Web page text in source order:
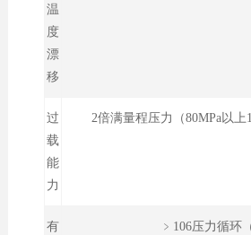
温
度
漂
移
过
载
能
力
2倍满量程压力（80MPa以上
有
﹥106压力循环